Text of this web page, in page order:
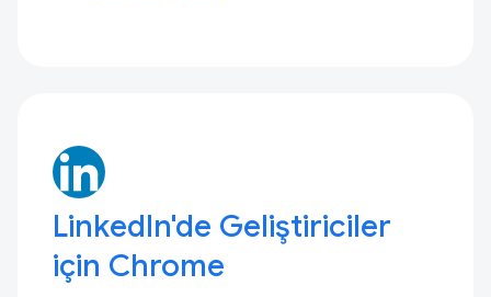
LinkedIn'de Geliştiriciler
için Chrome